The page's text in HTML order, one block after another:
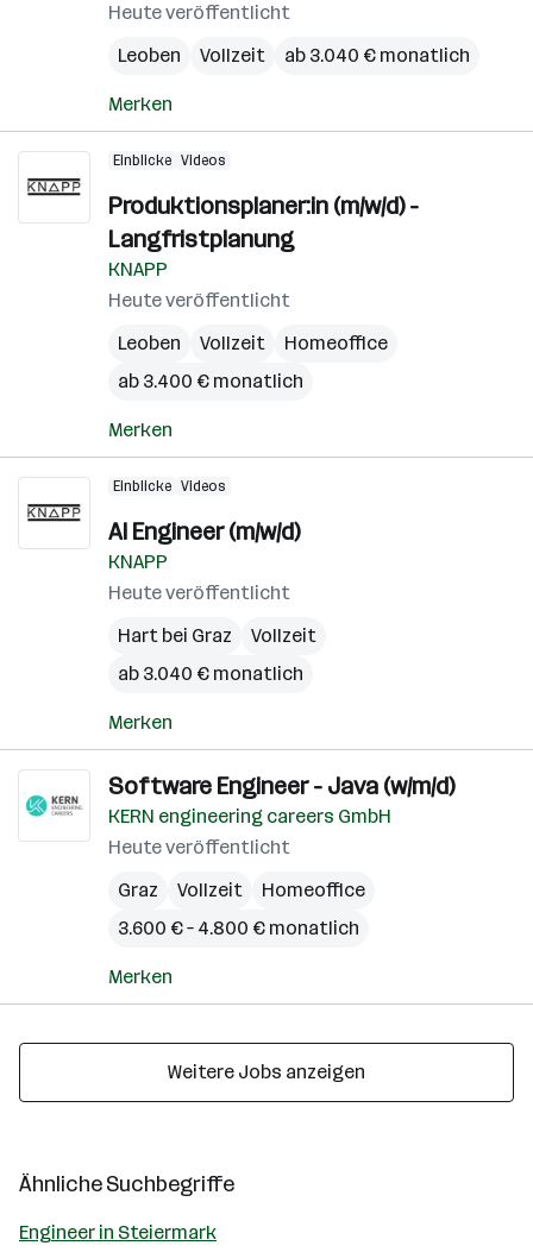
Heute veröffentlicht
Leoben
Vollzeit ab 3.040 € monatlich
Merken
Einblicke Videos
Produktionsplaner:in (m/w/d) -
Langfristplanung
KNAPP
Heute veröffentlicht
Leoben
Vollzeit
Homeoffice
ab 3.400 € monatlich
Merken
Einblicke Videos
AI Engineer (m/w/d)
KNAPP
Heute veröffentlicht
Hart bei Graz
Vollzeit
ab 3.040 € monatlich
Merken
Software Engineer - Java (w/m/d)
KERN engineering careers GmbH
Heute veröffentlicht
Graz
Vollzeit
Homeoffice
3.600 € – 4.800 € monatlich
Merken
Weitere Jobs anzeigen
Ähnliche Suchbegriffe
Engineer in Steiermark